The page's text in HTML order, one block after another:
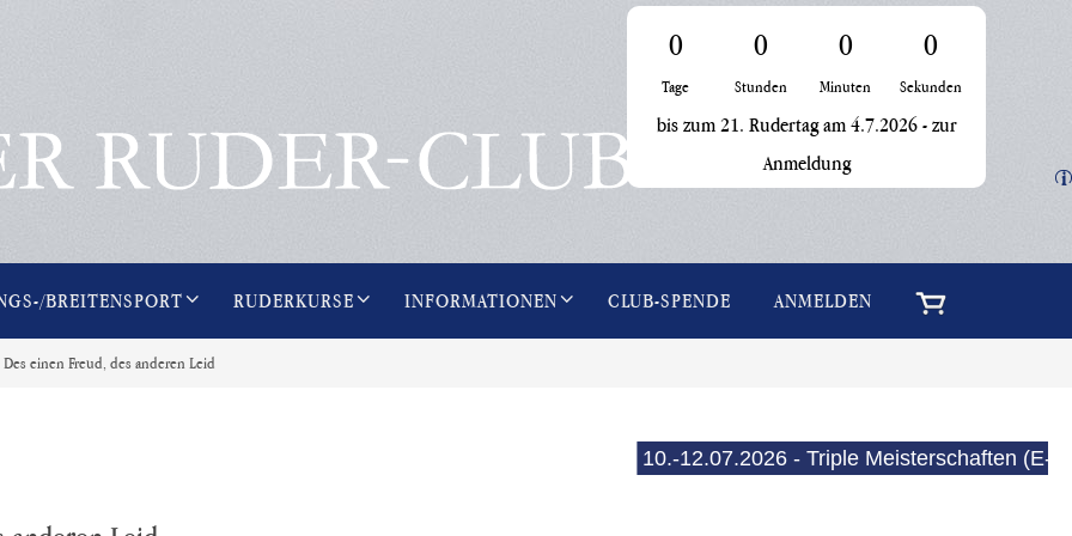
0
Tage
0
Stunden
0
Minuten
0
Sekunden
bis zum 21. Rudertag am 4.7.2026 - zur
Anmeldung
i
BREITENSPORT RUDERKURSE INFORMATIONEN CLUB-SPENDE ANMELDEN
einen Freud, des anderen Leid
10.-12.07.2026 - Triple Meisterschaften (E-See)